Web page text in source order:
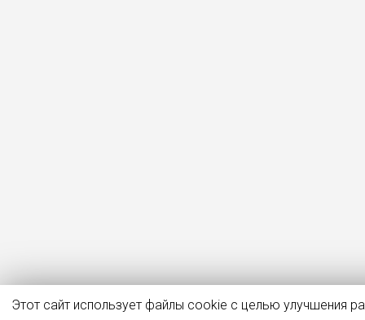
Этот сайт использует файлы cookie с целью улучшения